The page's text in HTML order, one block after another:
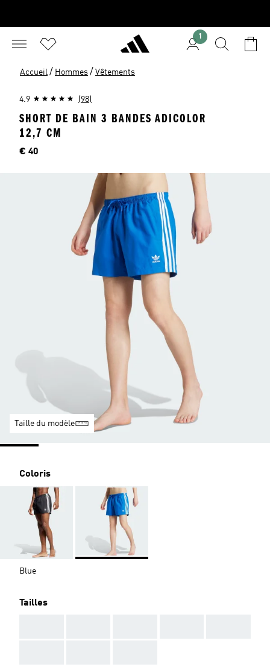
1
Accueil / Hommes / Vêtements
4.9 (98)
SHORT DE BAIN 3 BANDES ADICOLOR
12,7 CM
Price
€ 40
Taille du modèle
Coloris
Blue
Tailles